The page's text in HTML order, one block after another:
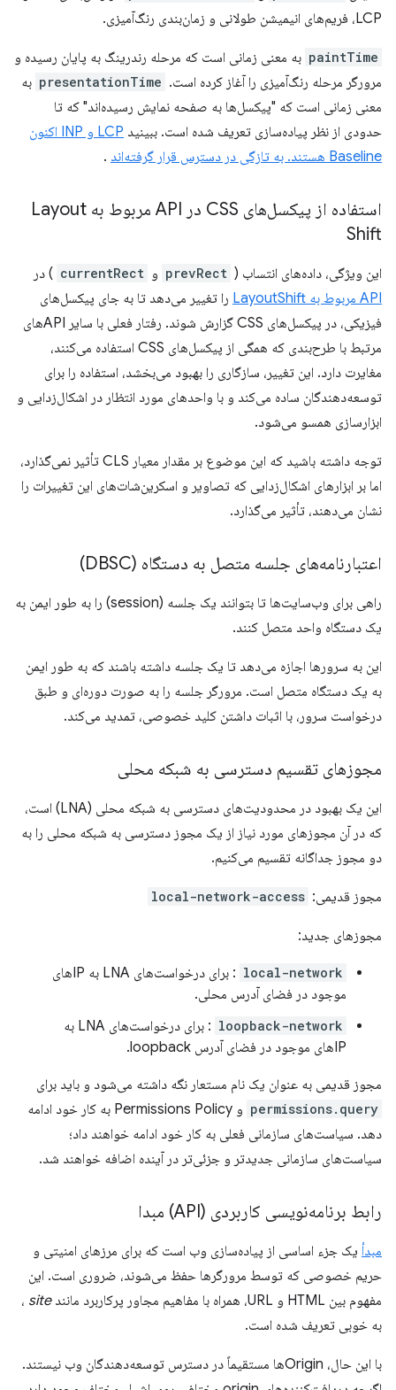
LCP، فریم‌های انیمیشن طولانی و زمان‌بندی رنگ‌آمیزی.
paintTime به معنی زمانی است که مرحله رندرینگ به پایان رسیده و
مرورگر مرحله رنگ‌آمیزی را آغاز کرده است. presentationTime به
معنی زمانی است که "پیکسل‌ها به صفحه نمایش رسیده‌اند" که تا
حدودی از نظر پیاده‌سازی تعریف شده است. ببینید
LCP و INP اکنون
Baseline هستند. به تازگی در دسترس قرار گرفته‌اند
.
استفاده از پیکسل‌های CSS در API مربوط به Layout
Shift
این ویژگی، داده‌های انتساب ( prevRect و currentRect ) در
API مربوط به LayoutShift
را تغییر می‌دهد تا به جای پیکسل‌های
فیزیکی، در پیکسل‌های CSS گزارش شوند. رفتار فعلی با سایر APIهای
مرتبط با طرح‌بندی که همگی از پیکسل‌های CSS استفاده می‌کنند،
مغایرت دارد. این تغییر، سازگاری را بهبود می‌بخشد، استفاده را برای
توسعه‌دهندگان ساده می‌کند و با واحدهای مورد انتظار در اشکال‌زدایی و
ابزارسازی همسو می‌شود.
توجه داشته باشید که این موضوع بر مقدار معیار CLS تأثیر نمی‌گذارد،
اما بر ابزارهای اشکال‌زدایی که تصاویر و اسکرین‌شات‌های این تغییرات را
نشان می‌دهند، تأثیر می‌گذارد.
اعتبارنامه‌های جلسه متصل به دستگاه (DBSC)
راهی برای وب‌سایت‌ها تا بتوانند یک جلسه (session) را به طور ایمن به
یک دستگاه واحد متصل کنند.
این به سرورها اجازه می‌دهد تا یک جلسه داشته باشند که به طور ایمن
به یک دستگاه متصل است. مرورگر جلسه را به صورت دوره‌ای و طبق
درخواست سرور، با اثبات داشتن کلید خصوصی، تمدید می‌کند.
مجوزهای تقسیم دسترسی به شبکه محلی
این یک بهبود در محدودیت‌های دسترسی به شبکه محلی (LNA) است،
که در آن مجوزهای مورد نیاز از یک مجوز دسترسی به شبکه محلی را به
دو مجوز جداگانه تقسیم می‌کنیم.
مجوز قدیمی: local-network-access
مجوزهای جدید:
local-network
: برای درخواست‌های LNA به IPهای
موجود در فضای آدرس محلی.
loopback-network
: برای درخواست‌های LNA به
IPهای موجود در فضای آدرس loopback.
مجوز قدیمی به عنوان یک نام مستعار نگه داشته می‌شود و باید برای
permissions.query
و Permissions Policy به کار خود ادامه
دهد. سیاست‌های سازمانی فعلی به کار خود ادامه خواهند داد؛
سیاست‌های سازمانی جدیدتر و جزئی‌تر در آینده اضافه خواهند شد.
رابط برنامه‌نویسی کاربردی (API) مبدا
مبدأ یک جزء اساسی از پیاده‌سازی وب است که برای مرزهای امنیتی و
حریم خصوصی که توسط مرورگرها حفظ می‌شوند، ضروری است. این
مفهوم بین HTML و URL، همراه با مفاهیم مجاور پرکاربرد مانند
site ،
به خوبی تعریف شده است.
با این حال، Originها مستقیماً در دسترس توسعه‌دهندگان وب نیستند.